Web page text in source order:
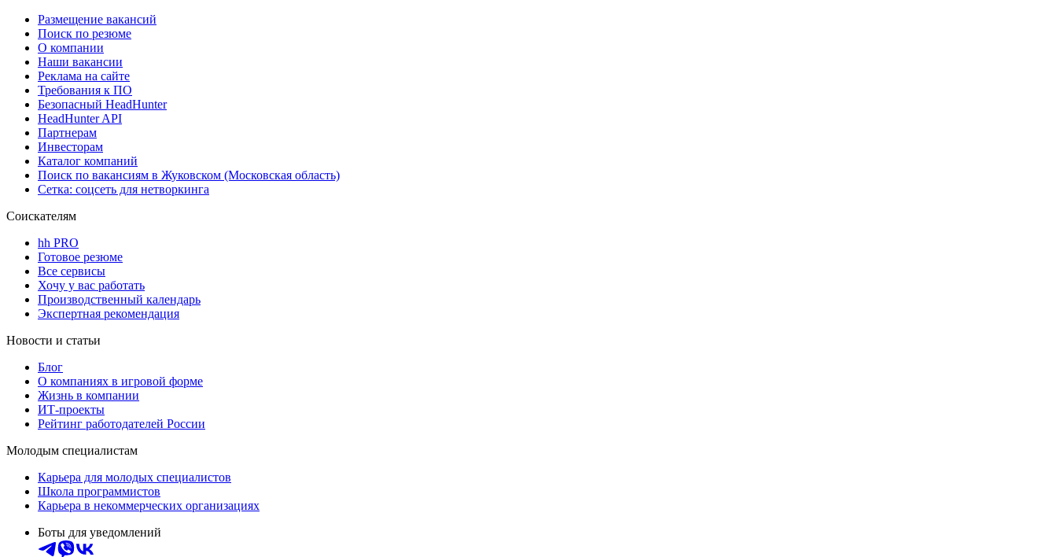
Размещение вакансий
Поиск по резюме
О компании
Наши вакансии
Реклама на сайте
Требования к ПО
Безопасный HeadHunter
HeadHunter API
Партнерам
Инвесторам
Каталог компаний
Поиск по вакансиям в Жуковском (Московская область)
Сетка: соцсеть для нетворкинга
Соискателям
hh PRO
Готовое резюме
Все сервисы
Хочу у вас работать
Производственный календарь
Экспертная рекомендация
Новости и статьи
Блог
О компаниях в игровой форме
Жизнь в компании
ИТ-проекты
Рейтинг работодателей России
Молодым специалистам
Карьера для молодых специалистов
Школа программистов
Карьера в некоммерческих организациях
Боты для уведомлений